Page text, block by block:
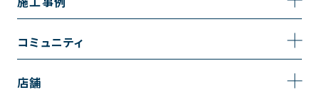
キッチンのリフォーム
リノベーション
施工事例一覧
コミュニティ
コミュニティ
店舗